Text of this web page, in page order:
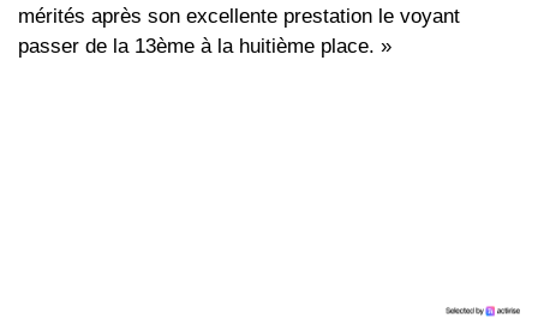
mérités après son excellente prestation le voyant
passer de la 13ème à la huitième place. »